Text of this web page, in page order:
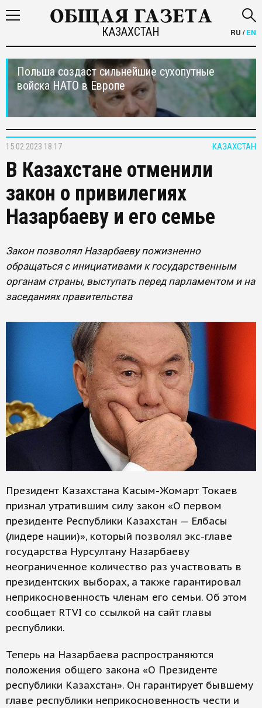
КАЗАХСТАН RU /EN
Польша создаст сильнейшие сухопутные
войска НАТО в Европе
КАЗАХСТАН
15.02.2023 18:17
В Казахстане отменили
закон о привилегиях
Назарбаеву и его семье
Закон позволял Назарбаеву пожизненно
обращаться с инициативами к государственным
органам страны, выступать перед парламентом и на
заседаниях правительства
Президент Казахстана Касым-Жомарт Токаев
признал утратившим силу закон «О первом
президенте Республики Казахстан — Елбасы
(лидере нации)», который позволял экс-главе
государства Нурсултану Назарбаеву
неограниченное количество раз участвовать в
президентских выборах, а также гарантировал
неприкосновенность членам его семьи. Об этом
сообщает RTVI со ссылкой на сайт главы
республики.
Теперь на Назарбаева распространяются
положения общего закона «О Президенте
республики Казахстан». Он гарантирует бывшему
главе республики неприкосновенность чести и